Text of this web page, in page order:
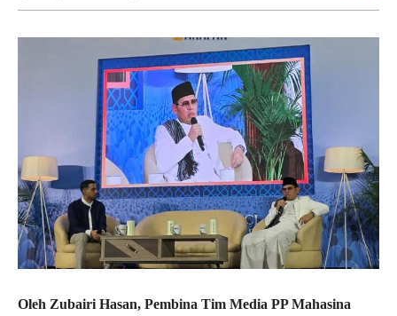
Oleh Zubairi Hasan, Pembina Tim Media PP Mahasina